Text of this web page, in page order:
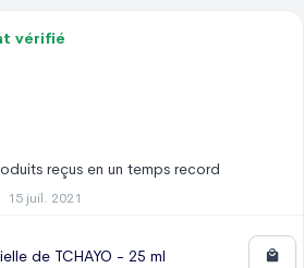
vérifié
reçus en un temps record
15 juil. 2021
de TCHAYO - 25 ml